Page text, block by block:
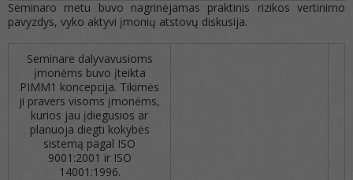
Seminaro metu buvo nagrinėjamas praktinis rizikos vertinimo
pavyzdys, vyko aktyvi įmonių atstovų diskusija.
Seminare dalyvavusioms
įmonėms buvo įteikta
PIMM1 koncepcija. Tikimės
ji pravers visoms įmonėms,
kurios jau įdiegusios ar
planuoja diegti kokybės
sistemą pagal ISO
9001:2001 ir ISO
14001:1996.